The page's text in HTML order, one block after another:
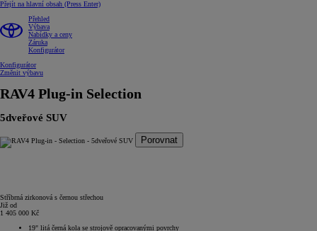
Přejít na hlavní obsah (Press Enter)
Přehled
Výbava
Nabídky a ceny
Záruka
Konfigurátor
Konfigurátor
Změnit výbavu
RAV4 Plug-in Selection
5dveřové SUV
Porovnat
Stříbrná zirkonová s černou střechou
Již od
1 405 000 Kč
19" litá černá kola se strojově opracovanými povrchy